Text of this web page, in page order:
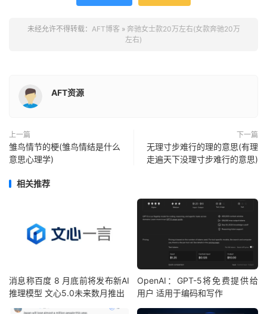
未经允许不得转载： AFT博客 » 奔驰女士款20万左右(女款奔驰20万
左右)
AFT资源
上一篇
雏鸟情节的梗(雏鸟情结是什么
意思心理学)
下一篇
无理寸步难行的理的意思(有理
走遍天下没理寸步难行的意思)
相关推荐
消息称百度 8 月底前将发布新AI
推理模型 文心5.0未来数月推出
OpenAI：GPT-5将免费提供给
用户 适用于编码和写作